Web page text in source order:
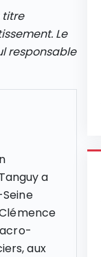
titre
Le
responsable
a
aux